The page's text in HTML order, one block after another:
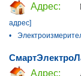
Адрес:
адрес]
•
Адрес: